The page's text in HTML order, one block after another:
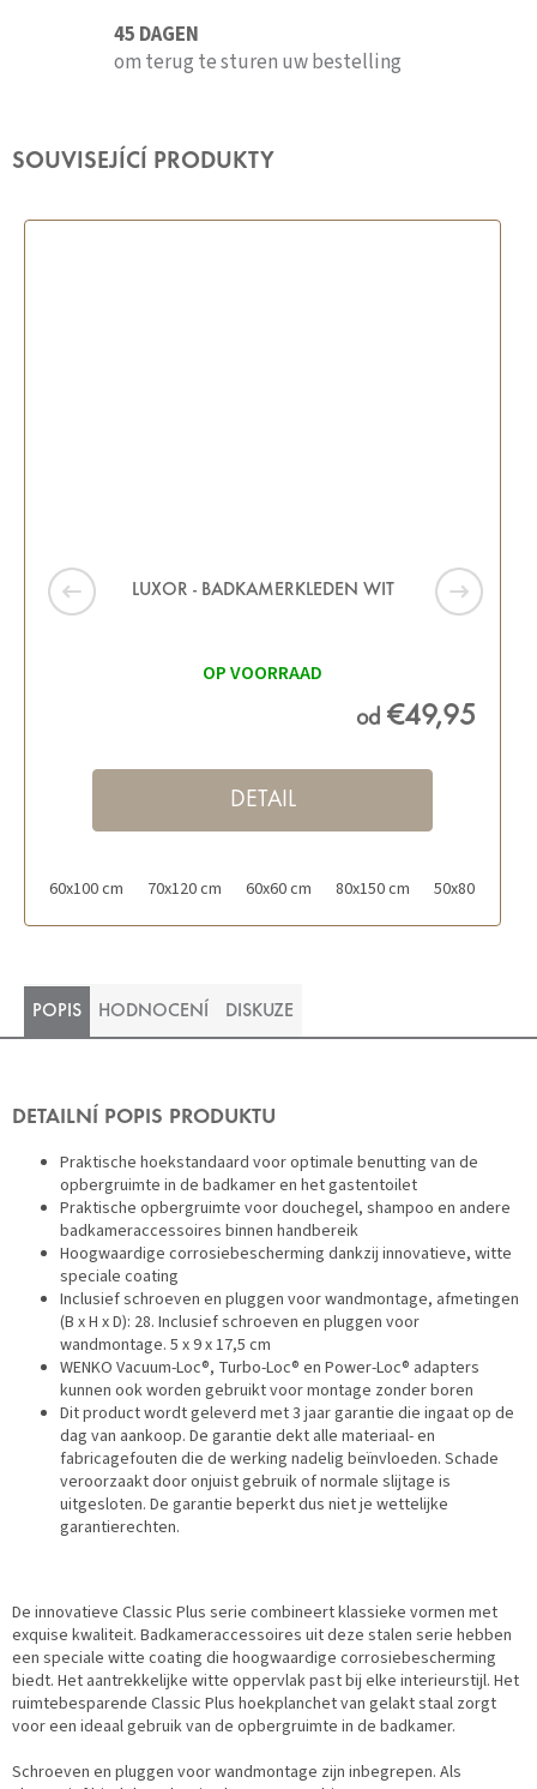
45 DAGEN
om terug te sturen uw bestelling
SOUVISEJÍCÍ PRODUKTY
LUXOR - BADKAMERKLEDEN WIT
OP VOORRAAD
od €49,95
DETAIL
60x100 cm 70x120 cm 60x60 cm 80x150 cm 50x80 cm
POPIS HODNOCENÍ DISKUZE
DETAILNÍ POPIS PRODUKTU
Praktische hoekstandaard voor optimale benutting van de
opbergruimte in de badkamer en het gastentoilet
Praktische opbergruimte voor douchegel, shampoo en andere
badkameraccessoires binnen handbereik
Hoogwaardige corrosiebescherming dankzij innovatieve, witte
speciale coating
Inclusief schroeven en pluggen voor wandmontage, afmetingen
(B x H x D): 28. Inclusief schroeven en pluggen voor
wandmontage. 5 x 9 x 17,5 cm
WENKO Vacuum-Loc®, Turbo-Loc® en Power-Loc® adapters
kunnen ook worden gebruikt voor montage zonder boren
Dit product wordt geleverd met 3 jaar garantie die ingaat op de
dag van aankoop. De garantie dekt alle materiaal- en
fabricagefouten die de werking nadelig beïnvloeden. Schade
veroorzaakt door onjuist gebruik of normale slijtage is
uitgesloten. De garantie beperkt dus niet je wettelijke
garantierechten.
De innovatieve Classic Plus serie combineert klassieke vormen met
exquise kwaliteit. Badkameraccessoires uit deze stalen serie hebben
een speciale witte coating die hoogwaardige corrosiebescherming
biedt. Het aantrekkelijke witte oppervlak past bij elke interieurstijl. Het
ruimtebesparende Classic Plus hoekplanchet van gelakt staal zorgt
voor een ideaal gebruik van de opbergruimte in de badkamer.
Schroeven en pluggen voor wandmontage zijn inbegrepen. Als